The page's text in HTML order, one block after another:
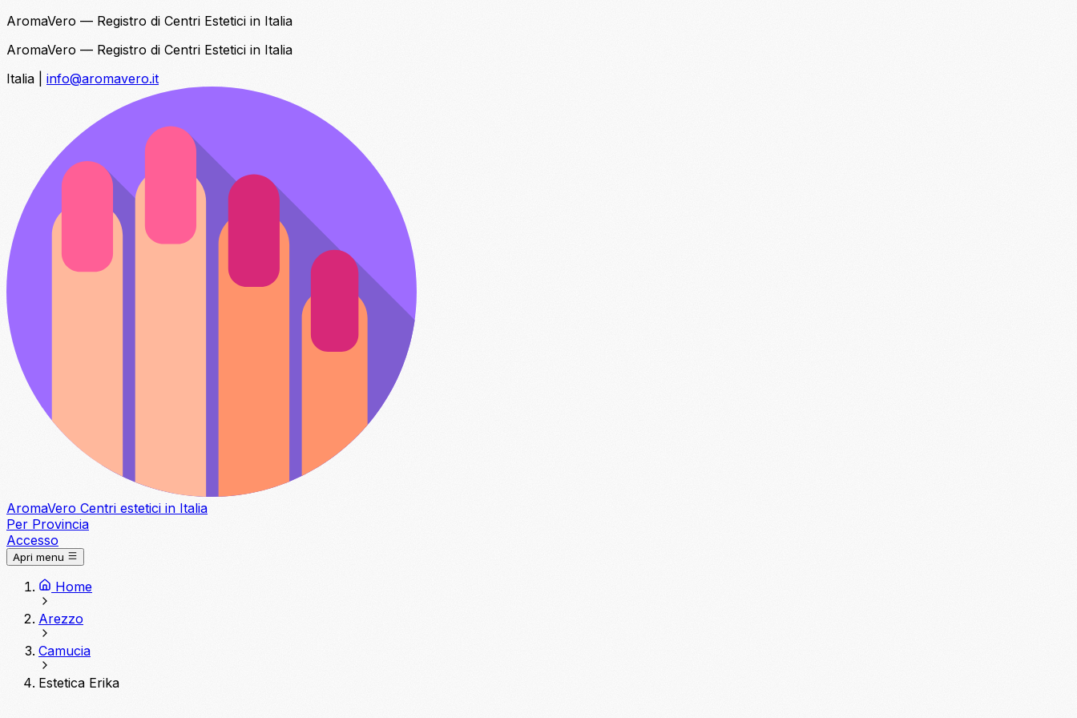
AromaVero — Registro di Centri Estetici in Italia
AromaVero — Registro di Centri Estetici in Italia
Italia
info@aromavero.it
AromaVero Centri estetici in Italia
Per Provincia
Accesso
Apri menu
Home
Arezzo
Camucia
Estetica Erika